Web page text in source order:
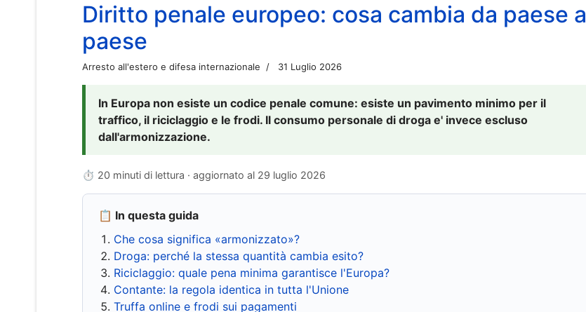
Diritto penale europeo: cosa cambia da paese a
paese
Arresto all'estero e difesa internazionale 31 Luglio 2026
In Europa non esiste un codice penale comune: esiste un pavimento minimo per il
traffico, il riciclaggio e le frodi. Il consumo personale di droga e' invece escluso
dall'armonizzazione.
⏱ 20 minuti di lettura · aggiornato al 29 luglio 2026
📋 In questa guida
Che cosa significa «armonizzato»?
Droga: perché la stessa quantità cambia esito?
Riciclaggio: quale pena minima garantisce l'Europa?
Contante: la regola identica in tutta l'Unione
Truffa online e frodi sui pagamenti